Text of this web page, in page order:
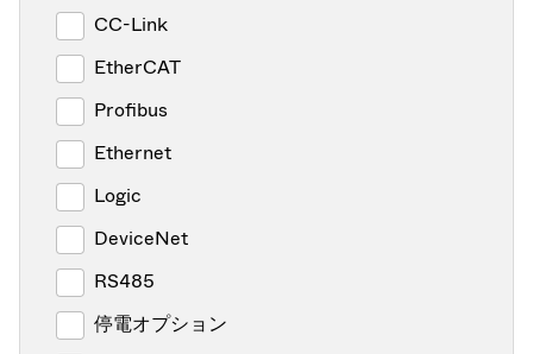
CC-Link
EtherCAT
Profibus
Ethernet
Logic
DeviceNet
RS485
停電オプション